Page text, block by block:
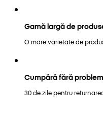
Gamă largă de
O mare varietate de
Cumpără fără
30 de zile pentru